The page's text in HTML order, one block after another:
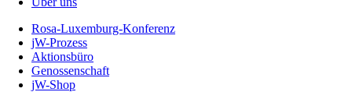
Rosa-Luxemburg-Konferenz
jW-Prozess
Aktionsbüro
Genossenschaft
jW-Shop